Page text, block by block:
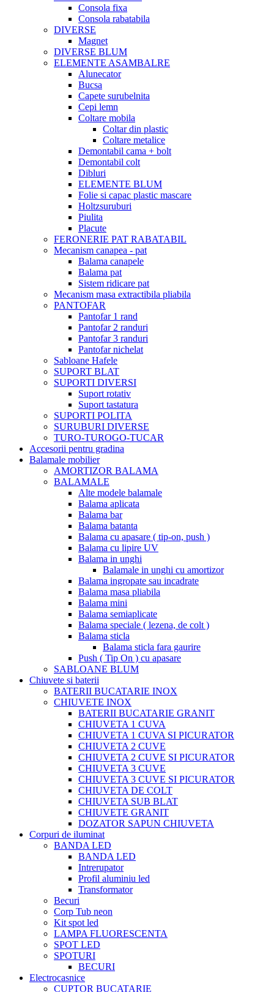
Consola fixa
Consola rabatabila
DIVERSE
Magnet
DIVERSE BLUM
ELEMENTE ASAMBALRE
Alunecator
Bucsa
Capete surubelnita
Cepi lemn
Coltare mobila
Coltar din plastic
Coltare metalice
Demontabil cama + bolt
Demontabil colt
Dibluri
ELEMENTE BLUM
Folie si capac plastic mascare
Holtzsuruburi
Piulita
Placute
FERONERIE PAT RABATABIL
Mecanism canapea - pat
Balama canapele
Balama pat
Sistem ridicare pat
Mecanism masa extractibila pliabila
PANTOFAR
Pantofar 1 rand
Pantofar 2 randuri
Pantofar 3 randuri
Pantofar nichelat
Sabloane Hafele
SUPORT BLAT
SUPORTI DIVERSI
Suport rotativ
Suport tastatura
SUPORTI POLITA
SURUBURI DIVERSE
TURO-TUROGO-TUCAR
Accesorii pentru gradina
Balamale mobilier
AMORTIZOR BALAMA
BALAMALE
Alte modele balamale
Balama aplicata
Balama bar
Balama batanta
Balama cu apasare ( tip-on, push )
Balama cu lipire UV
Balama in unghi
Balamale in unghi cu amortizor
Balama ingropate sau incadrate
Balama masa pliabila
Balama mini
Balama semiaplicate
Balama speciale ( lezena, de colt )
Balama sticla
Balama sticla fara gaurire
Push ( Tip On ) cu apasare
SABLOANE BLUM
Chiuvete si baterii
BATERII BUCATARIE INOX
CHIUVETE INOX
BATERII BUCATARIE GRANIT
CHIUVETA 1 CUVA
CHIUVETA 1 CUVA SI PICURATOR
CHIUVETA 2 CUVE
CHIUVETA 2 CUVE SI PICURATOR
CHIUVETA 3 CUVE
CHIUVETA 3 CUVE SI PICURATOR
CHIUVETA DE COLT
CHIUVETA SUB BLAT
CHIUVETE GRANIT
DOZATOR SAPUN CHIUVETA
Corpuri de iluminat
BANDA LED
BANDA LED
Intrerupator
Profil aluminiu led
Transformator
Becuri
Corp Tub neon
Kit spot led
LAMPA FLUORESCENTA
SPOT LED
SPOTURI
BECURI
Electrocasnice
CUPTOR BUCATARIE